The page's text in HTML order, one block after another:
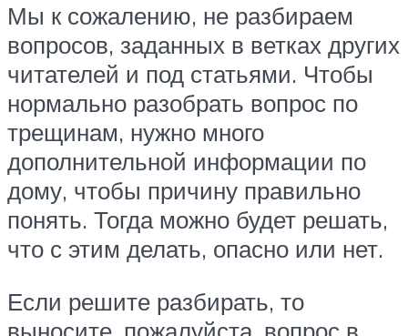
Мы к сожалению, не разбираем
вопросов, заданных в ветках других
читателей и под статьями. Чтобы
нормально разобрать вопрос по
трещинам, нужно много
дополнительной информации по
дому, чтобы причину правильно
понять. Тогда можно будет решать,
что с этим делать, опасно или нет.
Если решите разбирать, то